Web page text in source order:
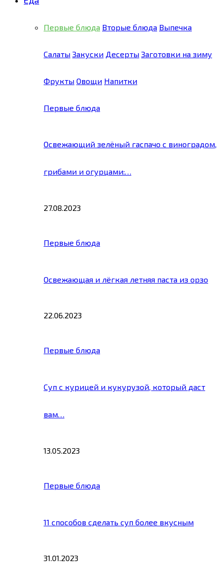
Первые блюда Вторые блюда Выпечка
Салаты Закуски Десерты Заготовки на зиму
Фрукты Овощи Напитки
Первые блюда
Освежающий зелёный гаспачо с виноградом,
грибами и огурцами:…
27.08.2023
Первые блюда
Освежающая и лёгкая летняя паста из орзо
22.06.2023
Первые блюда
Суп с курицей и кукурузой, который даст
вам…
13.05.2023
Первые блюда
11 способов сделать суп более вкусным
31.01.2023